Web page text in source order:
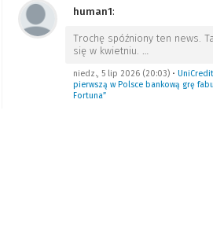
human1:
Trochę spóźniony ten news.
się w kwietniu. …
niedz., 5 lip 2026 (20:03)•
pierwszą w Polsce bankową grę
Fortuna”